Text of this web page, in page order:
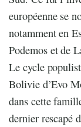
européenne se
notamment en
Podemos et de
Le cycle
Bolivie d’Evo
dans cette
dernier rescapé